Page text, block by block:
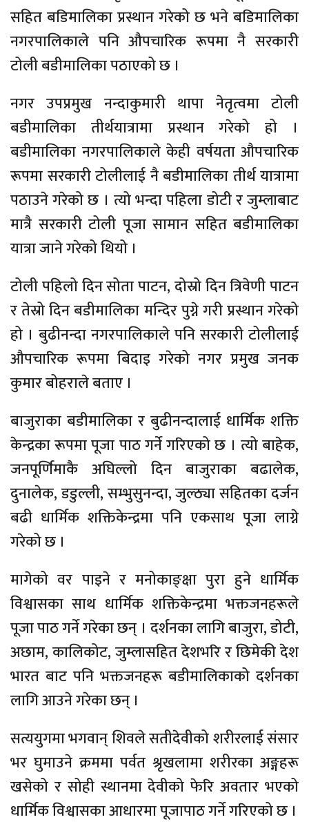
सहित बडिमालिका प्रस्थान गरेको छ भने बडिमालिका
नगरपालिकाले पनि औपचारिक रूपमा नै सरकारी
टोली बडीमालिका पठाएको छ ।
नगर उपप्रमुख नन्दाकुमारी थापा नेतृत्वमा टोली
बडीमालिका तीर्थयात्रामा प्रस्थान गरेको हो ।
बडीमालिका नगरपालिकाले केही वर्षयता औपचारिक
रूपमा सरकारी टोलीलाई नै बडीमालिका तीर्थ यात्रामा
पठाउने गरेको छ । त्यो भन्दा पहिला डोटी र जुम्लाबाट
मात्रै सरकारी टोली पूजा सामान सहित बडीमालिका
यात्रा जाने गरेको थियो ।
टोली पहिलो दिन सोता पाटन, दोस्रो दिन त्रिवेणी पाटन
र तेस्रो दिन बडीमालिका मन्दिर पुग्ने गरी प्रस्थान गरेको
हो । बुढीनन्दा नगरपालिकाले पनि सरकारी टोलीलाई
औपचारिक रूपमा बिदाइ गरेको नगर प्रमुख जनक
कुमार बोहराले बताए ।
बाजुराका बडीमालिका र बुढीनन्दालाई धार्मिक शक्ति
केन्द्रका रूपमा पूजा पाठ गर्ने गरिएको छ । त्यो बाहेक,
जनपूर्णिमाकै अघिल्लो दिन बाजुराका बढालेक,
दुनालेक, डडुल्ली, सम्भुसुनन्दा, जुल्ठ्या सहितका दर्जन
बढी धार्मिक शक्तिकेन्द्रमा पनि एकसाथ पूजा लाग्ने
गरेको छ ।
मागेको वर पाइने र मनोकाङ्क्षा पुरा हुने धार्मिक
विश्वासका साथ धार्मिक शक्तिकेन्द्रमा भक्तजनहरूले
पूजा पाठ गर्ने गरेका छन् । दर्शनका लागि बाजुरा, डोटी,
अछाम, कालिकोट, जुम्लासहित देशभरि र छिमेकी देश
भारत बाट पनि भक्तजनहरू बडीमालिकाको दर्शनका
लागि आउने गरेका छन् ।
सत्ययुगमा भगवान् शिवले सतीदेवीको शरीरलाई संसार
भर घुमाउने क्रममा पर्वत श्रृखलामा शरीरका अङ्गहरू
खसेको र सोही स्थानमा देवीको फेरि अवतार भएको
धार्मिक विश्वासका आधारमा पूजापाठ गर्ने गरिएको छ ।